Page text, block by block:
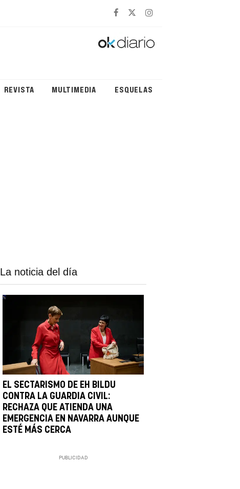
REVISTA MULTIMEDIA ESQUELAS
La noticia del día
EL SECTARISMO DE EH BILDU
CONTRA LA GUARDIA CIVIL:
RECHAZA QUE ATIENDA UNA
EMERGENCIA EN NAVARRA AUNQUE
ESTÉ MÁS CERCA